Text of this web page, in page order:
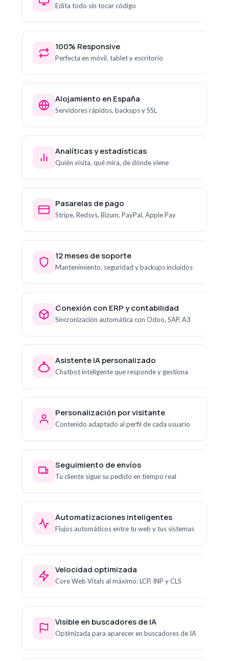
Edita todo sin tocar código
100% Responsive
Perfecta en móvil, tablet y escritorio
Alojamiento en España
Servidores rápidos, backups y SSL
Analíticas y estadísticas
Quién visita, qué mira, de dónde viene
Pasarelas de pago
Stripe, Redsys, Bizum, PayPal, Apple Pay
12 meses de soporte
Mantenimiento, seguridad y backups incluidos
Conexión con ERP y contabilidad
Sincronización automática con Odoo, SAP, A3
Asistente IA personalizado
Chatbot inteligente que responde y gestiona
Personalización por visitante
Contenido adaptado al perfil de cada usuario
Seguimiento de envíos
Tu cliente sigue su pedido en tiempo real
Automatizaciones inteligentes
Flujos automáticos entre tu web y tus sistemas
Velocidad optimizada
Core Web Vitals al máximo: LCP, INP y CLS
Visible en buscadores de IA
Optimizada para aparecer en buscadores de IA